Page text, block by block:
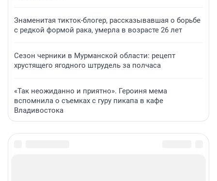
Знаменитая тикток-блогер, рассказывавшая о борьбе
с редкой формой рака, умерла в возрасте 26 лет
Сезон черники в Мурманской области: рецепт
хрустящего ягодного штрудель за полчаса
«Так неожиданно и приятно». Героиня мема
вспомнила о съемках с гуру пикапа в кафе
Владивостока